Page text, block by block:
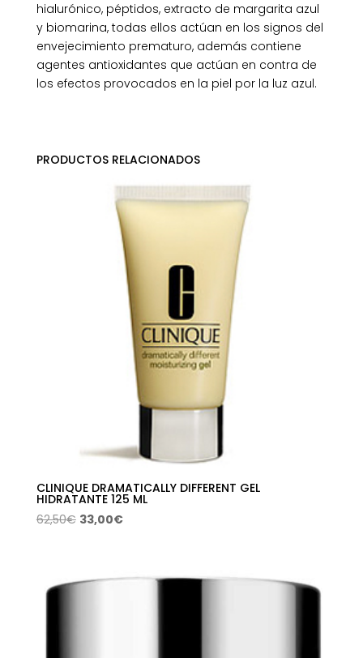
hialurónico, péptidos, extracto de margarita azul
y biomarina, todas ellos actúan en los signos del
envejecimiento prematuro, además contiene
agentes antioxidantes que actúan en contra de
los efectos provocados en la piel por la luz azul.
PRODUCTOS RELACIONADOS
CLINIQUE DRAMATICALLY DIFFERENT GEL
HIDRATANTE 125 ML
62,50€ El
33,00€El
es: